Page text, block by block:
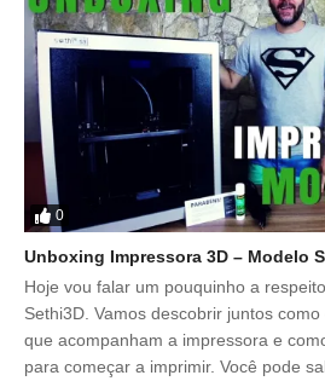
0
Unboxing Impressora 3D – Modelo
Hoje vou falar um pouquinho a
Sethi3D. Vamos descobrir juntos
que acompanham a impressora e
para começar a imprimir. Você pode